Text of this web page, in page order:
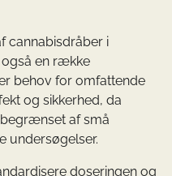
cannabisdråber i
en række
behov for omfattende
og sikkerhed, da
af små
undersøgelser.
doseringen og